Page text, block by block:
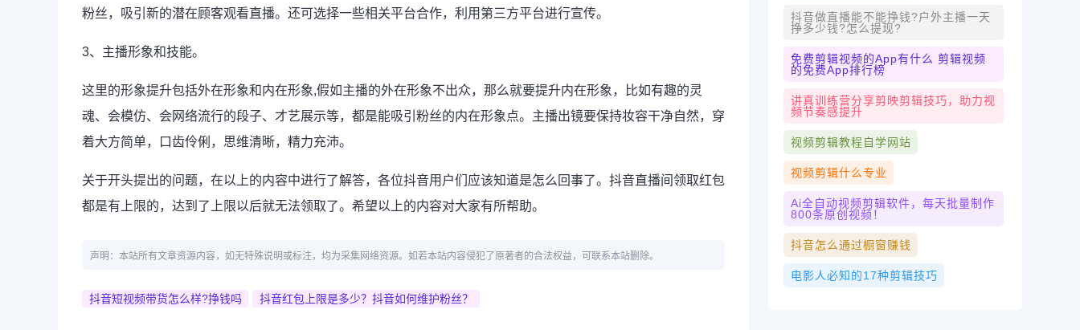
粉丝，吸引新的潜在顾客观看直播。还可选择一些相关平台合作，利用第三方平台进行宣传。
3、主播形象和技能。
这里的形象提升包括外在形象和内在形象,假如主播的外在形象不出众，那么就要提升内在形象，比如有趣的灵
魂、会模仿、会网络流行的段子、才艺展示等，都是能吸引粉丝的内在形象点。主播出镜要保持妆容干净自然，穿
着大方简单，口齿伶俐，思维清晰，精力充沛。
关于开头提出的问题，在以上的内容中进行了解答，各位抖音用户们应该知道是怎么回事了。抖音直播间领取红包
都是有上限的，达到了上限以后就无法领取了。希望以上的内容对大家有所帮助。
声明：本站所有文章资源内容，如无特殊说明或标注，均为采集网络资源。如若本站内容侵犯了原著者的合法权益，可联系本站删除。
抖音短视频带货怎么样?挣钱吗 抖音红包上限是多少？抖音如何维护粉丝？
抖音做直播能不能挣钱?户外主播一天
挣多少钱?怎么提现?
免费剪辑视频的app有什么 剪辑视频
的免费app排行榜
讲真训练营分享剪映剪辑技巧，助力视
频节奏感提升
视频剪辑教程自学网站
视频剪辑什么专业
Ai全自动视频剪辑软件，每天批量制作
800条原创视频！
抖音怎么通过橱窗赚钱
电影人必知的17种剪辑技巧